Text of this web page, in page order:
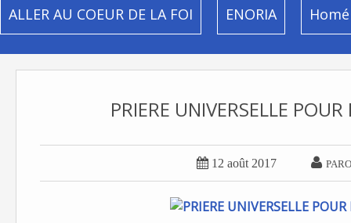
ALLER AU COEUR DE LA FOI ENORIA
PRIERE UNIVERSELLE
 12 août 2017 